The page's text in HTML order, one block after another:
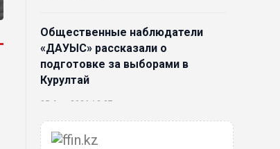
Общественные наблюдатели
«ДАУЫС» рассказали о
подготовке за выборами в
Курултай
05 Авг. 2026 12:27
Новая глава для Xiaomi EV: